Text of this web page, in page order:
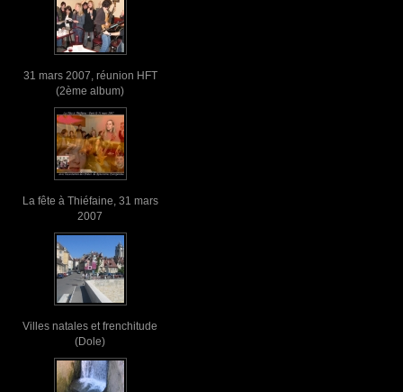
31 mars 2007, réunion HFT
(2ème album)
La fête à Thiéfaine, 31 mars
2007
Villes natales et frenchitude
(Dole)